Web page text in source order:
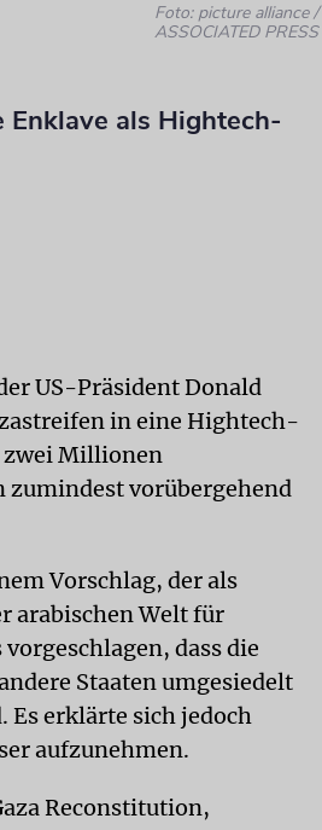
Foto: picture alliance /
ASSOCIATED PRESS
als Hightech-
US-Präsident Donald
in eine Hightech-
zwei Millionen
zumindest vorübergehend
Vorschlag, der als
arabischen Welt für
dass die
Staaten umgesiedelt
Es erklärte sich jedoch
aufzunehmen.
Reconstitution,